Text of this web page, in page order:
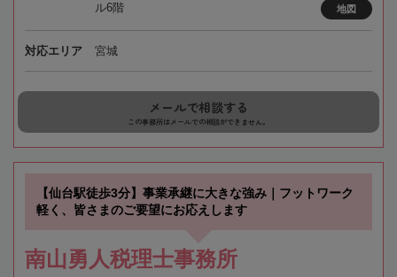
ル6階
地図
対応エリア 宮城
メールで相談する
この事務所はメールでの相談ができません。
【仙台駅徒歩3分】事業承継に大きな強み｜フットワーク
軽く、皆さまのご要望にお応えします
南山勇人税理士事務所